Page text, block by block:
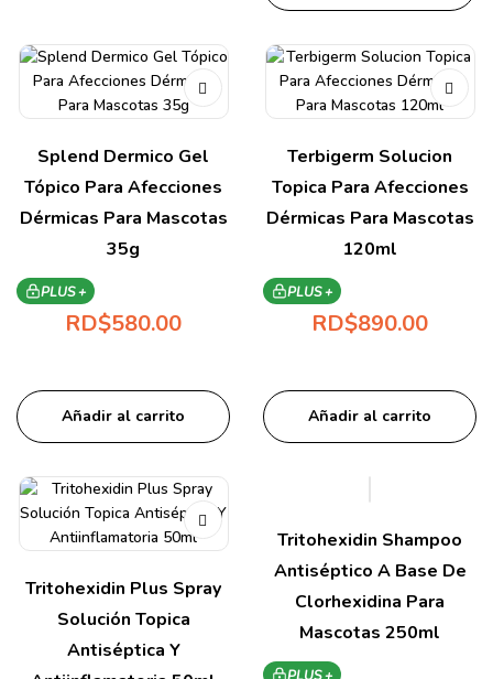
Splend Dermico Gel
Tópico Para Afecciones
Dérmicas Para Mascotas
35g
PLUS +
RD$580.00
Añadir al carrito
Terbigerm Solucion
Topica Para Afecciones
Dérmicas Para Mascotas
120ml
PLUS +
RD$890.00
Añadir al carrito
Tritohexidin Plus Spray
Solución Topica
Antiséptica Y
Tritohexidin Shampoo
Antiséptico A Base De
Clorhexidina Para
Mascotas 250ml
PLUS +